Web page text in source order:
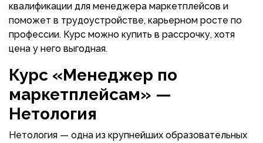
квалификации для менеджера маркетплейсов и
поможет в трудоустройстве, карьерном росте по
профессии. Курс можно купить в рассрочку, хотя
цена у него выгодная.
Курс «Менеджер по
маркетплейсам» —
Нетология
Нетология — одна из крупнейших образовательных